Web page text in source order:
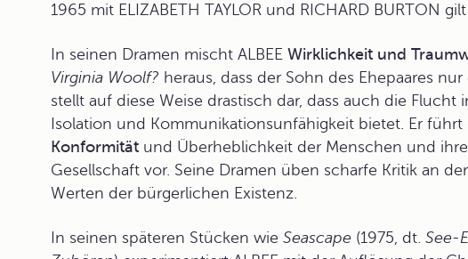
1965 mit ELIZABETH TAYLOR und RICHARD BURTON gilt
In seinen Dramen mischt ALBEE Wirklichkeit und
Virginia Woolf? heraus, dass der Sohn des Ehepaares
stellt auf diese Weise drastisch dar, dass auch die Flucht
Isolation und Kommunikationsunfähigkeit bietet. Er
Konformität und Überheblichkeit der Menschen und
Gesellschaft vor. Seine Dramen üben scharfe Kritik an
Werten der bürgerlichen Existenz.
In seinen späteren Stücken wie Seascape (1975, dt. See-